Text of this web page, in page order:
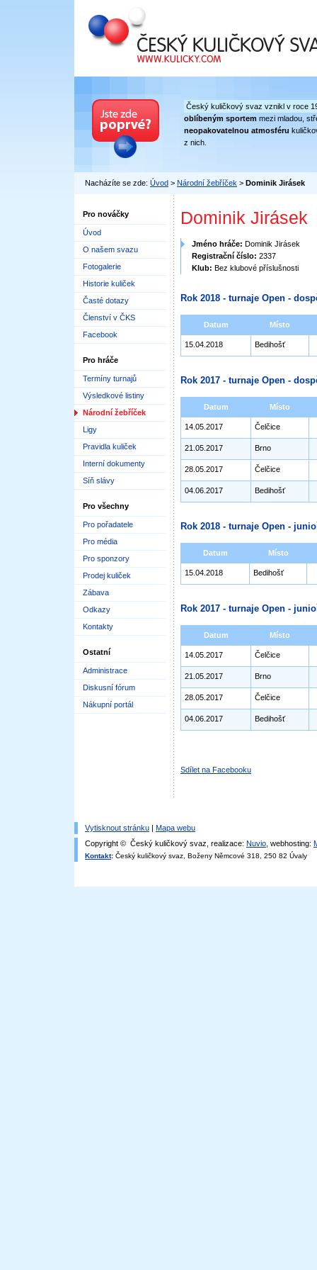
Český kuličkový svaz
Český kuličkový svaz vznikl v roce
oblíbeným sportem mezi mladou,
neopakovatelnou atmosféru
z nich.
Nacházíte se zde: Úvod > Národní žebříček > Dominik Jirásek
Pro nováčky
Úvod
O našem svazu
Fotogalerie
Historie kuliček
Časté dotazy
Členství v ČKS
Facebook
Pro hráče
Termíny turnajů
Výsledkové listiny
Národní žebříček
Ligy
Pravidla kuliček
Interní dokumenty
Síň slávy
Pro všechny
Pro pořadatele
Pro média
Pro sponzory
Prodej kuliček
Zábava
Odkazy
Kontakty
Ostatní
Administrace
Diskusní fórum
Nákupní portál
Dominik Jirásek
Jméno hráče: Dominik Jirásek
Registrační číslo: 2337
Klub: Bez klubové příslušnosti
Rok 2018 - turnaje Open -
Datum Místo
15.04.2018 Bedihošť
Rok 2017 - turnaje Open -
Datum Místo
14.05.2017 Čelčice
21.05.2017 Brno
28.05.2017 Čelčice
04.06.2017 Bedihošť
Rok 2018 - turnaje Open -
Datum Místo
15.04.2018 Bedihošť
Rok 2017 - turnaje Open -
Datum Místo
14.05.2017 Čelčice
21.05.2017 Brno
28.05.2017 Čelčice
04.06.2017 Bedihošť
Sdílet na Facebooku
Vytisknout stránku | Mapa webu
Copyright © Český kuličkový svaz, realizace: Nuvio , webhosting:
Kontakt: Český kuličkový svaz, Boženy Němcové 318, 250 82 Úvaly